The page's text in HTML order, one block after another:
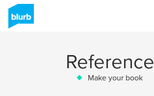
Reference
Make your book